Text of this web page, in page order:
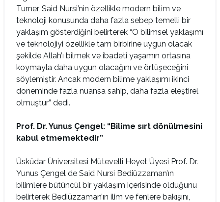
Turner, Said Nursi’nin özellikle modern bilim ve
teknoloji konusunda daha fazla sebep temelli bir
yaklaşım gösterdiğini belirterek “O bilimsel yaklaşımı
ve teknolojiyi özellikle tam birbirine uygun olacak
şekilde Allah’ı bilmek ve ibadeti yaşamın ortasına
koymayla daha uygun olacağını ve örtüşeceğini
söylemiştir. Ancak modern bilime yaklaşımı ikinci
döneminde fazla nüansa sahip, daha fazla eleştirel
olmuştur” dedi.
Prof. Dr. Yunus Çengel: “Bilime sırt dönülmesini
kabul etmemektedir”
Üsküdar Üniversitesi Mütevelli Heyet Üyesi Prof. Dr.
Yunus Çengel de Said Nursi Bediüzzaman’ın
bilimlere bütüncül bir yaklaşım içerisinde olduğunu
belirterek Bediüzzaman’ın ilim ve fenlere bakışını,